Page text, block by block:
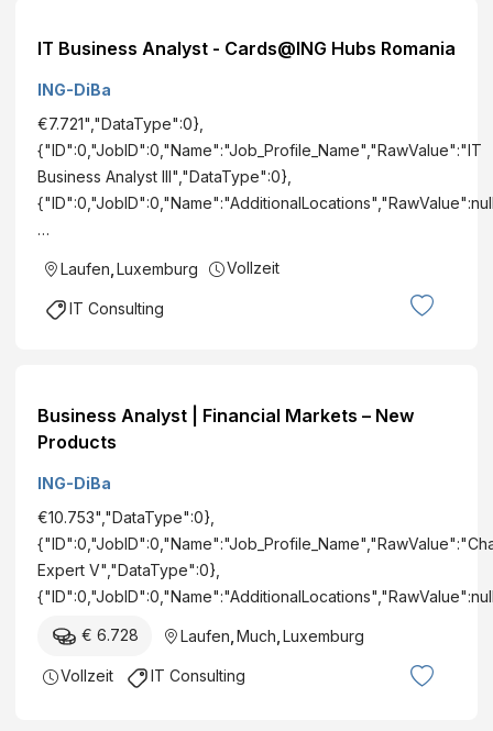
IT Business Analyst - Cards@ING Hubs Romania
ING-DiBa
€7.721","DataType":0},
{"ID":0,"JobID":0,"Name":"Job_Profile_Name","RawValue":"IT
Business Analyst III","DataType":0},
…
Laufen Luxemburg Vollzeit
IT Consulting
Business Analyst | Financial Markets – New
Products
ING-DiBa
€10.753","DataType":0},
Expert V","DataType":0},
€ 6.728 Laufen,Much,Luxemburg
Vollzeit IT Consulting